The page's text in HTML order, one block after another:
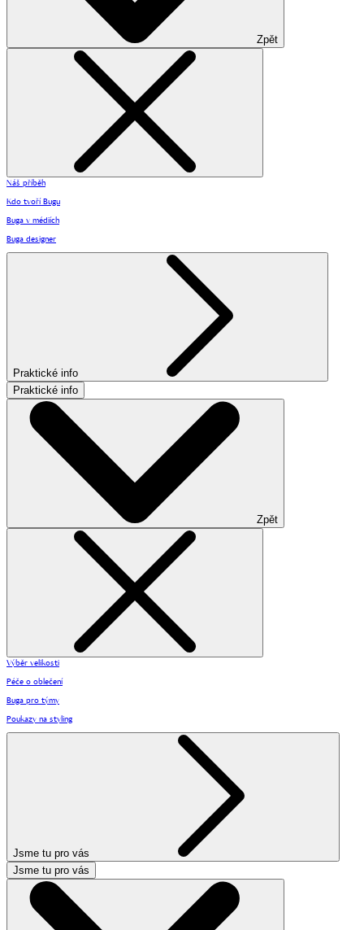
Zpět
Náš příběh
Kdo tvoří Bugu
Buga v médiích
Buga designer
Praktické info
Praktické info
Zpět
Výběr velikosti
Péče o oblečení
Buga pro týmy
Poukazy na styling
Jsme tu pro vás
Jsme tu pro vás